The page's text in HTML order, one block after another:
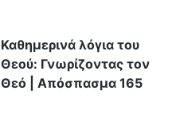
Καθημερινά λόγια του
Θεού: Γνωρίζοντας τον
Θεό | Απόσπασμα 165